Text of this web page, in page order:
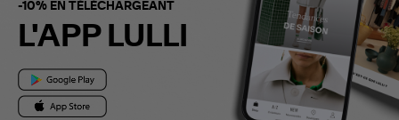
-10% EN TÉLÉCHARGEANT
L'APP LULLI